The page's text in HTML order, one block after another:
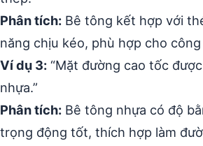
Phân tích: Bê tông kết hợp với
năng chịu kéo, phù hợp cho
Ví dụ 3: “Mặt đường cao tốc
nhựa.”
Phân tích: Bê tông nhựa có độ
trọng động tốt, thích hợp làm